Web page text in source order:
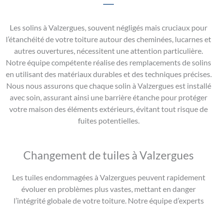
Les solins à Valzergues, souvent négligés mais cruciaux pour
l’étanchéité de votre toiture autour des cheminées, lucarnes et
autres ouvertures, nécessitent une attention particulière.
Notre équipe compétente réalise des remplacements de solins
en utilisant des matériaux durables et des techniques précises.
Nous nous assurons que chaque solin à Valzergues est installé
avec soin, assurant ainsi une barrière étanche pour protéger
votre maison des éléments extérieurs, évitant tout risque de
fuites potentielles.
Changement de tuiles à Valzergues
Les tuiles endommagées à Valzergues peuvent rapidement
évoluer en problèmes plus vastes, mettant en danger
l’intégrité globale de votre toiture. Notre équipe d’experts